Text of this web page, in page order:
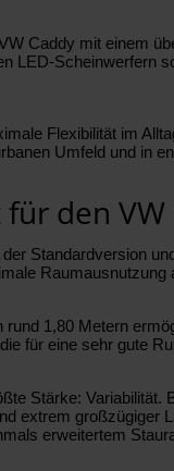
Caddy mit einem
LED-Scheinwerfern
Flexibilität im
Umfeld und in
den VW
Standardversion
1,80 Metern
für eine sehr gute
Stärke:
extrem großzügiger
erweitertem